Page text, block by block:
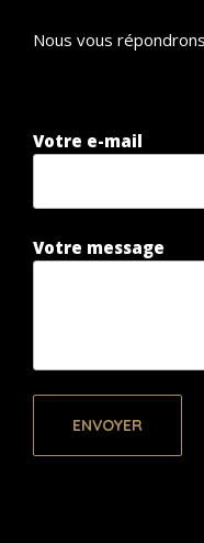
Nous vous
Votre e-mail
Votre message